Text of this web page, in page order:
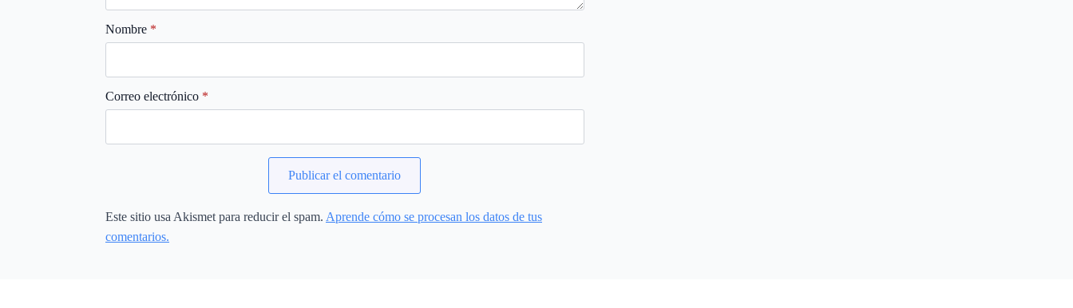
Nombre *
Correo electrónico *
Este sitio usa Akismet para reducir el spam. Aprende cómo se procesan los datos de tus
comentarios.